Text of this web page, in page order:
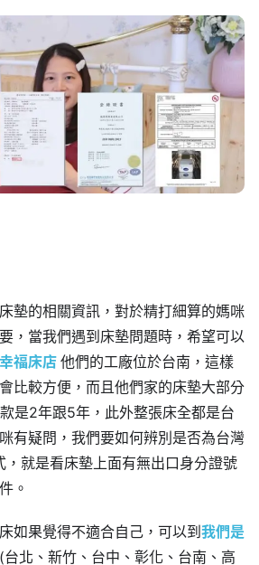
墊的相關資訊，對於精打細算的媽咪
，當我們遇到床墊問題時，希望可以
福床店 他們的工廠位於台南，這樣
比較方便，而且他們家的床墊大部分
是2年跟5年，此外整張床全都是台
有疑問，我們要如何辨別是否為台灣
，就是看床墊上面有無出口身分證號
。
如果覺得不適合自己，可以到我們是
北、新竹、台中、彰化、台南、高